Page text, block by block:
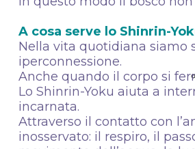
A cosa serve lo Shinrin-
Nella vita quotidiana siamo
iperconnessione.
Anche quando il corpo si
Lo Shinrin-Yoku aiuta a
incarnata.
Attraverso il contatto con
inosservato: il respiro, il